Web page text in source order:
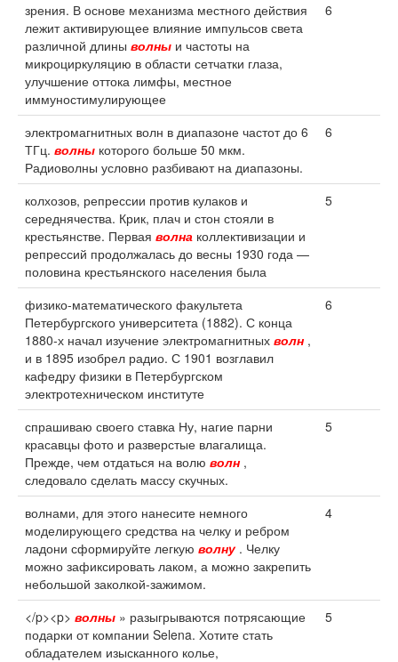
зрения. В основе механизма местного действия
лежит активирующее влияние импульсов света
различной длины волны и частоты на
микроциркуляцию в области сетчатки глаза,
улучшение оттока лимфы, местное
иммуностимулирующее
6
электромагнитных волн в диапазоне частот до 6
ТГц. волны которого больше 50 мкм.
Радиоволны условно разбивают на диапазоны.
6
колхозов, репрессии против кулаков и
середнячества. Крик, плач и стон стояли в
крестьянстве. Первая волна коллективизации и
репрессий продолжалась до весны 1930 года —
половина крестьянского населения была
5
физико-математического факультета
Петербургского университета (1882). С конца
1880-х начал изучение электромагнитных волн ,
и в 1895 изобрел радио. С 1901 возглавил
кафедру физики в Петербургском
электротехническом институте
6
спрашиваю своего ставка Ну, нагие парни
красавцы фото и разверстые влагалища.
Прежде, чем отдаться на волю волн ,
следовало сделать массу скучных.
5
волнами, для этого нанесите немного
моделирующего средства на челку и ребром
ладони сформируйте легкую волну. Челку
можно зафиксировать лаком, а можно закрепить
небольшой заколкой-зажимом.
4
</p><p> волны » разыгрываются потрясающие
подарки от компании Selena. Хотите стать
обладателем изысканного колье,
5